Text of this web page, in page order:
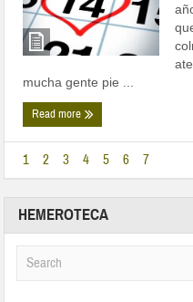
mucha gente pie ...
Read more
1 2 3 4 5 6 7
HEMEROTECA